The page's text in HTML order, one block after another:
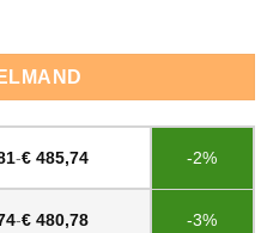
aantal
-€ 485,74 -2%
-€ 480,78 -3%